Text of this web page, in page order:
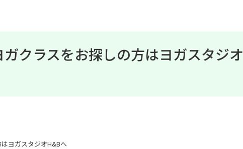
クラスをお探しの方はヨガスタジオ
ヨガスタジオH&Bへ